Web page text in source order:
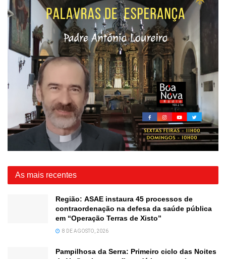
As mais recentes
Região: ASAE instaura 45 processos de
contraordenação na defesa da saúde pública
em “Operação Terras de Xisto”
8 DE AGOSTO, 2026
Pampilhosa da Serra: Primeiro ciclo das Noites